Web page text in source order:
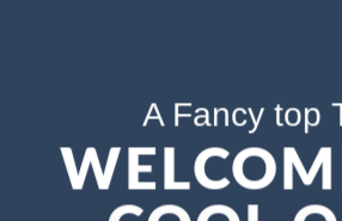
A Fancy top